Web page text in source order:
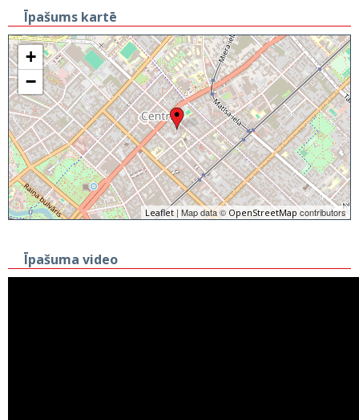
Īpašums kartē
+
−
Leaflet| Map data © OpenStreetMap contributors
Īpašuma video